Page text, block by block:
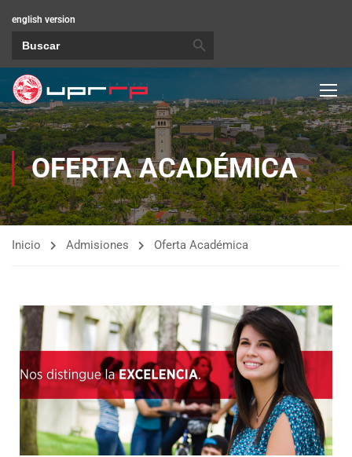
english version
OFERTA ACADÉMICA
Inicio Admisiones Oferta Académica